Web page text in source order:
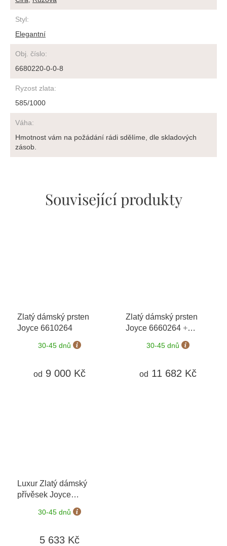
Související produkty
Zlatý dámský prsten
Joyce 6610264
30-45 dnů
od 9 000 Kč
Zlatý dámský prsten
Joyce 6660264 +
možnost výměny do 90
30-45 dnů
od 11 682 Kč
Luxur Zlatý dámský
přívěsek Joyce
+ možnost
výměny do 90 dní
30-45 dnů
5 633 Kč
Styl:
Elegantní
Obj. číslo:
6680220-0-0-8
Ryzost zlata:
585/1000
Váha:
Hmotnost vám na požádání rádi sdělíme, dle skladových
zásob.